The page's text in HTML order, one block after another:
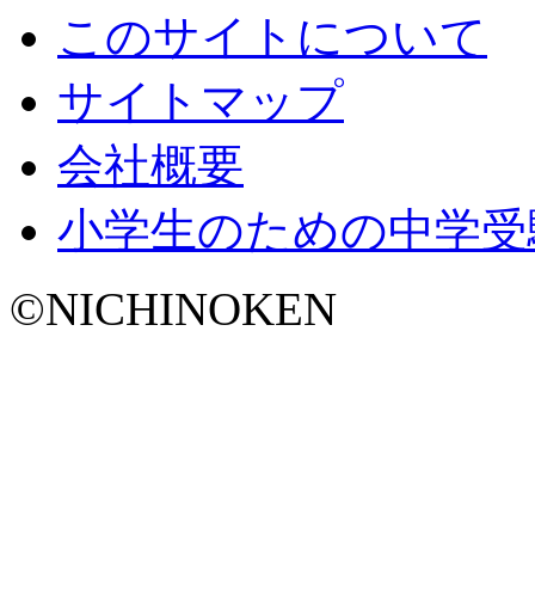
このサイトについて
サイトマップ
会社概要
小学生のための中学
©NICHINOKEN